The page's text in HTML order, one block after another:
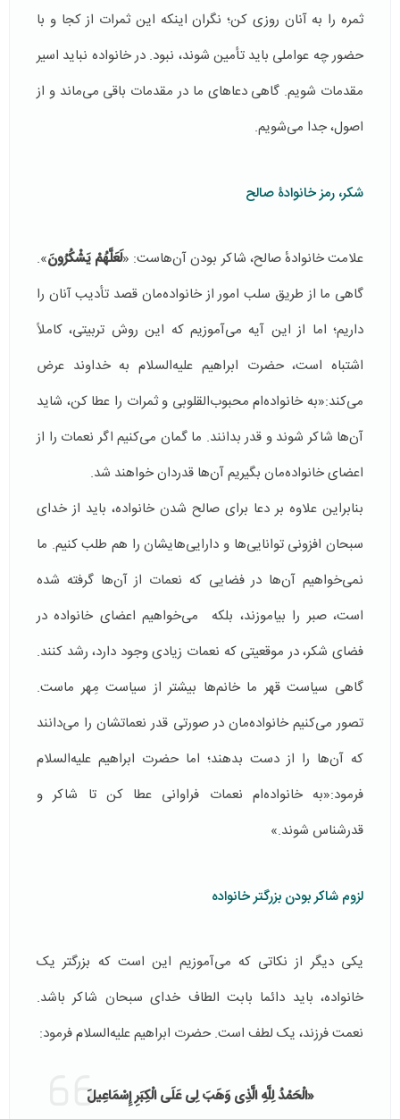
ثمره را به آنان روزی کن؛ نگران اینکه این ثمرات از کجا و با
حضور چه عواملی باید تأمین شوند، نبود. در خانواده نباید اسیر
مقدمات شویم. گاهی دعاهای ما در مقدمات باقی می‌ماند و از
اصول، جدا می‌شویم.
شکر، رمز خانوادۀ صالح
علامت خانوادهٔ صالح، شاکر بودن آن‌هاست: «لَعَلَّهُمْ يَشْكُرُونَ».
گاهی ما از طریق سلب امور از خانواده‌مان قصد تأدیب آنان را
داریم؛ اما از این آیه می‌آموزیم که این روش تربیتی، کاملاً
اشتباه است، حضرت ابراهیم علیه‌السلام به خداوند عرض
می‌کند:«به خانواده‌ام محبوب‌القلوبی و ثمرات را عطا کن، شاید
آن‌ها شاکر شوند و قدر بدانند. ما گمان می‌کنیم اگر نعمات را از
اعضای خانواده‌مان بگیریم آن‌ها قدردان خواهند شد.
بنابراین علاوه بر دعا برای صالح شدن خانواده‌، باید از خدای
سبحان افزونی توانایی‌ها و دارایی‌هایشان را هم طلب کنیم. ما
نمی‌خواهیم آن‌ها در فضایی که نعمات از آن‌ها گرفته شده
است، صبر را بیاموزند، بلکه می‌خواهیم اعضای خانواده‌ در
فضای شکر، در موقعیتی که نعمات زیادی وجود دارد، رشد کنند.
گاهی سیاست قهر ما خانم‌ها بیشتر از سیاست مِهر ماست.
تصور می‌کنیم خانواده‌مان در صورتی قدر نعماتشان را می‌دانند
که آن‌ها را از دست بدهند؛ اما حضرت ابراهیم علیه‌السلام
فرمود:«به خانواده‌ام نعمات فراوانی عطا کن تا شاکر و
قدرشناس شوند.»
لزوم شاکر بودن بزرگتر خانواده
یکی دیگر از نکاتی که می‌آموزیم این است که بزرگتر یک
خانواده، باید دائما بابت الطاف خدای سبحان شاکر باشد.
نعمت فرزند، یک لطف است. حضرت ابراهیم علیه‌السلام فرمود:
«الْحَمْدُ لِلَّهِ الَّذِی وَهَبَ لِی عَلَى الْكِبَرِ إِسْمَاعِيلَ